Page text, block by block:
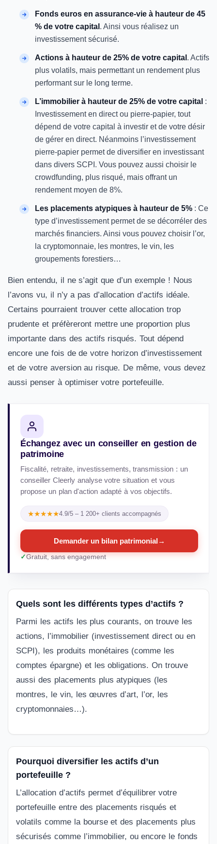
Fonds euros en assurance-vie à hauteur de 45
% de votre capital . Ainsi vous réalisez un
investissement sécurisé.
Actions à hauteur de 25% de votre capital . Actifs
plus volatils, mais permettant un rendement plus
performant sur le long terme.
L’immobilier à hauteur de 25% de votre capital :
Investissement en direct ou pierre-papier, tout
dépend de votre capital à investir et de votre désir
de gérer en direct. Néanmoins l’investissement
pierre-papier permet de diversifier en investissant
dans divers SCPI. Vous pouvez aussi choisir le
crowdfunding, plus risqué, mais offrant un
rendement moyen de 8%.
Les placements atypiques à hauteur de 5% : Ce
type d’investissement permet de se décorréler des
marchés financiers. Ainsi vous pouvez choisir l’or,
la cryptomonnaie, les montres, le vin, les
groupements forestiers…
Bien entendu, il ne s’agit que d’un exemple ! Nous
l’avons vu, il n’y a pas d’allocation d’actifs idéale.
Certains pourraient trouver cette allocation trop
prudente et préfèreront mettre une proportion plus
importante dans des actifs risqués. Tout dépend
encore une fois de de votre horizon d’investissement
et de votre aversion au risque. De même, vous devez
aussi penser à optimiser votre portefeuille.
Échangez avec un conseiller en gestion de
patrimoine
Fiscalité, retraite, investissements, transmission : un
conseiller Cleerly analyse votre situation et vous
propose un plan d'action adapté à vos objectifs.
★★★★★4.9/5 – 1 200+ clients accompagnés
Demander un bilan patrimonial →
Gratuit, sans engagement
Quels sont les différents types d’actifs ?
Parmi les actifs les plus courants, on trouve les
actions, l’immobilier (investissement direct ou en
SCPI), les produits monétaires (comme les
comptes épargne) et les obligations. On trouve
aussi des placements plus atypiques (les
montres, le vin, les œuvres d’art, l’or, les
cryptomonnaies…).
Pourquoi diversifier les actifs d’un
portefeuille ?
L’allocation d’actifs permet d’équilibrer votre
portefeuille entre des placements risqués et
volatils comme la bourse et des placements plus
sécurisés comme l’immobilier, ou encore le fonds